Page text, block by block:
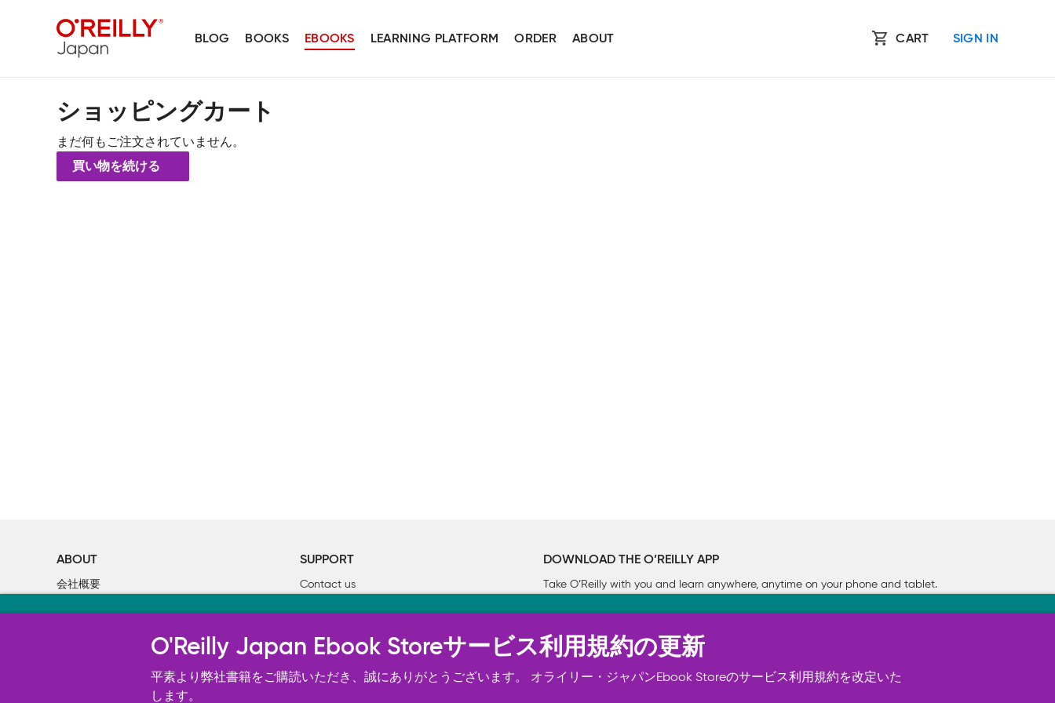
BLOG BOOKS EBOOKS LEARNING PLATFORM ORDER ABOUT CART SIGN IN
ショッピングカート
まだ何もご注文されていません。
買い物を続ける
ABOUT
会社概要
SUPPORT
Contact us
DOWNLOAD THE O’REILLY APP
Take O’Reilly with you and learn anywhere, anytime on your phone and tablet.
オライリー・ジャパンのWeb サイトは正常に機能するためにいくつかの Cookie を必要とします（必須）。 このほか、サイト使用状
況の分析、ユーザー・エクスペリエンスの向上、広告宣伝のために、お客様の同意を得て、その他の Cookie を使用することがありま
す。 詳細については
O'Reilly Japan Ebook Storeサービス利用規約の更新
平素より弊社書籍をご購読いただき、誠にありがとうございます。 オライリー・ジャパンEbook Storeのサービス利用規約を改定いた
します。